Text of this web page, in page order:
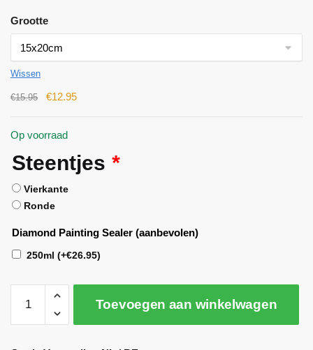
Grootte
Wissen
€15.95 €12.95
Op voorraad
Steentjes *
Vierkante
Ronde
Diamond Painting Sealer (aanbevolen)
250ml (+€26.95)
Toevoegen aan winkelwagen